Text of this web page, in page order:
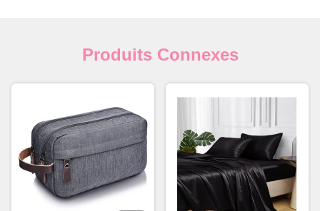
Produits Connexes